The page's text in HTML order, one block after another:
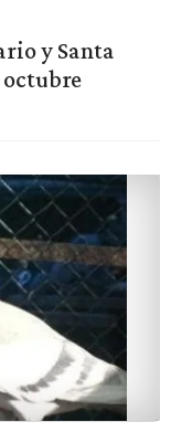
y Santa
octubre